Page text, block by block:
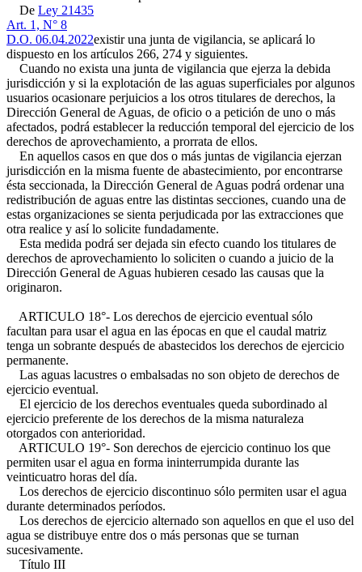
De Ley 21435
Art. 1, N° 8
D.O. 06.04.2022existir una junta de vigilancia, se aplicará lo
dispuesto en los artículos 266, 274 y siguientes.
Cuando no exista una junta de vigilancia que ejerza la debida
jurisdicción y si la explotación de las aguas superficiales por algunos
usuarios ocasionare perjuicios a los otros titulares de derechos, la
Dirección General de Aguas, de oficio o a petición de uno o más
afectados, podrá establecer la reducción temporal del ejercicio de los
derechos de aprovechamiento, a prorrata de ellos.
En aquellos casos en que dos o más juntas de vigilancia ejerzan
jurisdicción en la misma fuente de abastecimiento, por encontrarse
ésta seccionada, la Dirección General de Aguas podrá ordenar una
redistribución de aguas entre las distintas secciones, cuando una de
estas organizaciones se sienta perjudicada por las extracciones que
otra realice y así lo solicite fundadamente.
Esta medida podrá ser dejada sin efecto cuando los titulares de
derechos de aprovechamiento lo soliciten o cuando a juicio de la
Dirección General de Aguas hubieren cesado las causas que la
originaron.
ARTICULO 18°- Los derechos de ejercicio eventual sólo
facultan para usar el agua en las épocas en que el caudal matriz
tenga un sobrante después de abastecidos los derechos de ejercicio
permanente.
Las aguas lacustres o embalsadas no son objeto de derechos de
ejercicio eventual.
El ejercicio de los derechos eventuales queda subordinado al
ejercicio preferente de los derechos de la misma naturaleza
otorgados con anterioridad.
ARTICULO 19°- Son derechos de ejercicio continuo los que
permiten usar el agua en forma ininterrumpida durante las
veinticuatro horas del día.
Los derechos de ejercicio discontinuo sólo permiten usar el agua
durante determinados períodos.
Los derechos de ejercicio alternado son aquellos en que el uso del
agua se distribuye entre dos o más personas que se turnan
sucesivamente.
Título III